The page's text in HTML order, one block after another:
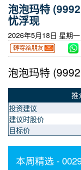
泡泡玛特
忧浮现
2026年5月18日 星期一
泡泡玛特
推
投资建议
建议时股价
目标价
本周精选 -